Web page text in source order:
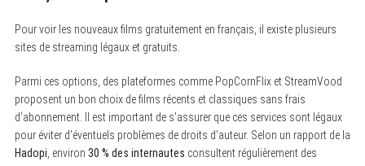
Pour voir les nouveaux films gratuitement en français, il existe plusieurs
sites de streaming légaux et gratuits.
Parmi ces options, des plateformes comme PopCornFlix et StreamVood
proposent un bon choix de films récents et classiques sans frais
d’abonnement. Il est important de s’assurer que ces services sont légaux
pour éviter d’éventuels problèmes de droits d’auteur. Selon un rapport de la
Hadopi , environ 30 % des internautes consultent régulièrement des